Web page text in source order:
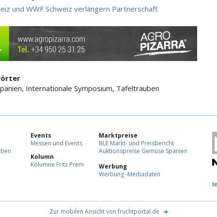
und WWF Schweiz verlängern Partnerschaft
Internationale Symposium, Tafeltrauben
Events
Messen und Events
Kolumn
Kolumne Fritz Prem
Marktpreise
BLE Markt- und Preisbericht
Auktionspreise Gemüse Spanien
Werbung
Werbung -Mediadaten
Zur mobilen Ansicht von fruchtportal.de